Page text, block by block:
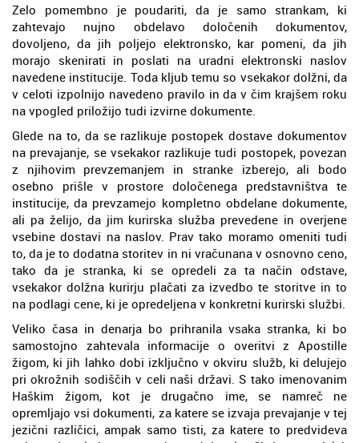
Zelo pomembno je poudariti, da je samo strankam, ki
zahtevajo nujno obdelavo določenih dokumentov,
dovoljeno, da jih poljejo elektronsko, kar pomeni, da jih
morajo skenirati in poslati na uradni elektronski naslov
navedene institucije. Toda kljub temu so vsekakor dolžni, da
v celoti izpolnijo navedeno pravilo in da v čim krajšem roku
na vpogled priložijo tudi izvirne dokumente.
Glede na to, da se razlikuje postopek dostave dokumentov
na prevajanje, se vsekakor razlikuje tudi postopek, povezan
z njihovim prevzemanjem in stranke izberejo, ali bodo
osebno prišle v prostore določenega predstavništva te
institucije, da prevzamejo kompletno obdelane dokumente,
ali pa želijo, da jim kurirska služba prevedene in overjene
vsebine dostavi na naslov. Prav tako moramo omeniti tudi
to, da je to dodatna storitev in ni vračunana v osnovno ceno,
tako da je stranka, ki se opredeli za ta način odstave,
vsekakor dolžna kurirju plačati za izvedbo te storitve in to
na podlagi cene, ki je opredeljena v konkretni kurirski službi.
Veliko časa in denarja bo prihranila vsaka stranka, ki bo
samostojno zahtevala informacije o overitvi z Apostille
žigom, ki jih lahko dobi izključno v okviru služb, ki delujejo
pri okrožnih sodiščih v celi naši državi. S tako imenovanim
Haškim žigom, kot je drugačno ime, se namreč ne
opremljajo vsi dokumenti, za katere se izvaja prevajanje v tej
jezični različici, ampak samo tisti, za katere to predvideva